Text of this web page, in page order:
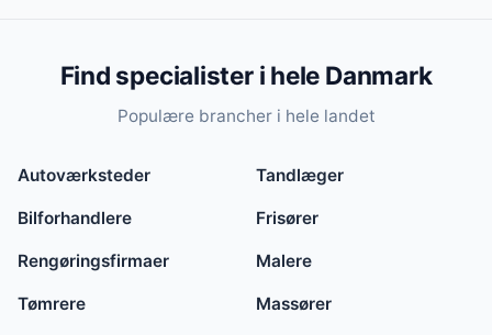
Find specialister i hele Danmark
Populære brancher i hele landet
Autoværksteder Tandlæger
Bilforhandlere Frisører
Rengøringsfirmaer Malere
Tømrere Massører